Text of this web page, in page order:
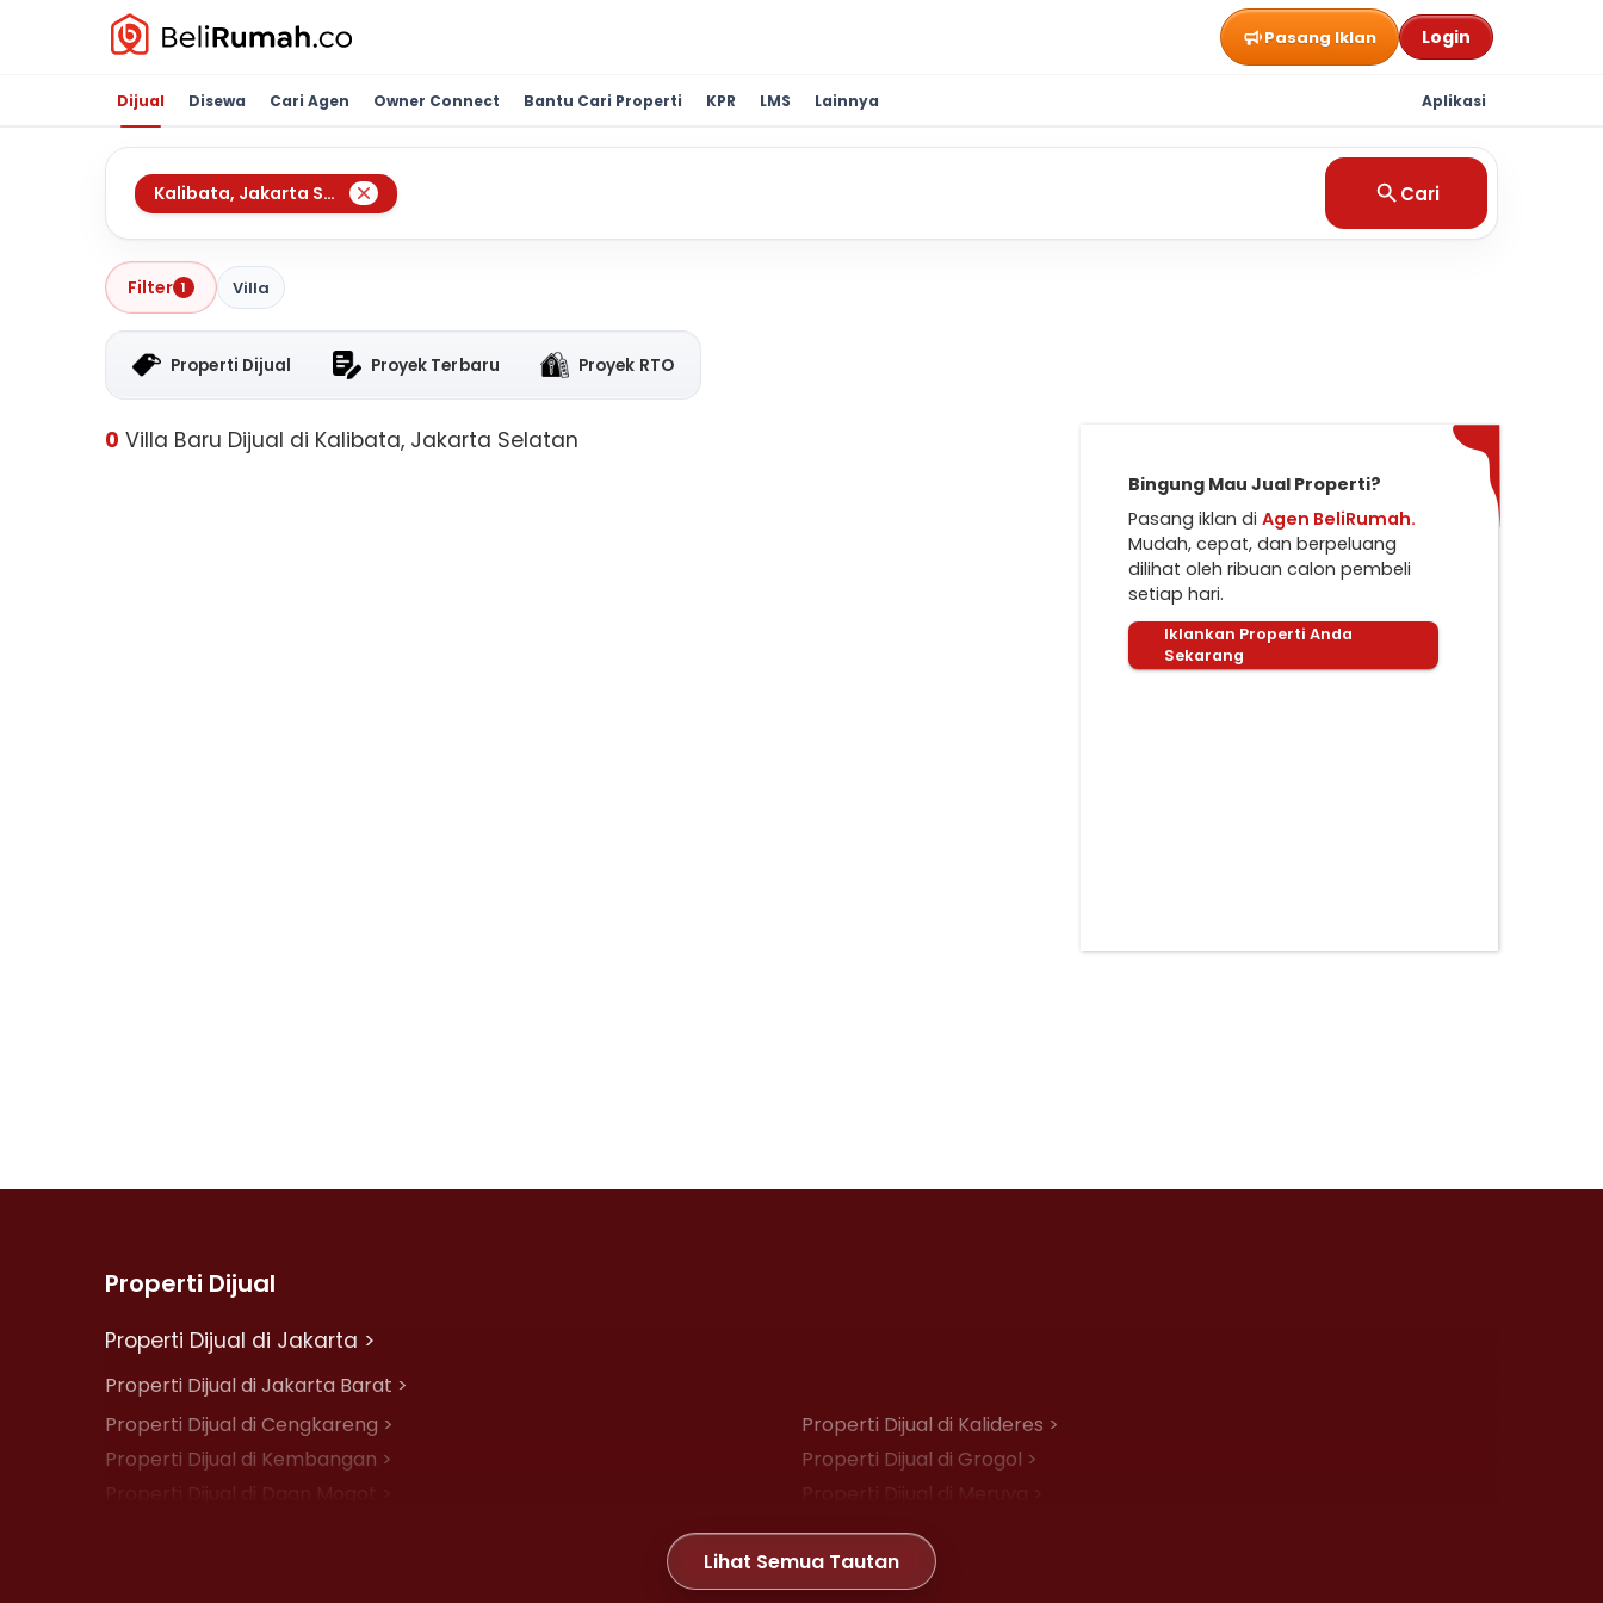
Pasang Iklan Login
Dijual Disewa Cari Agen Owner Connect Bantu Cari Properti KPR LMS Lainnya Aplikasi
Kalibata, Jakarta Selatan Cari
Filter 1 Villa
Properti Dijual Proyek Terbaru Proyek RTO
0 Villa Baru Dijual di Kalibata, Jakarta Selatan
Bingung Mau Jual Properti?
Pasang iklan di Agen BeliRumah.
Mudah, cepat, dan berpeluang
dilihat oleh ribuan calon pembeli
setiap hari.
Iklankan Properti Anda
Sekarang
Properti Dijual
Properti Dijual di Jakarta >
Properti Dijual di Jakarta Barat >
Properti Dijual di Cengkareng >
Properti Dijual di Kalideres >
Properti Dijual di Kembangan >
Properti Dijual di Grogol >
Properti Dijual di Daan Mogot >
Properti Dijual di Meruya >
Properti Dijual di Joglo >
Lihat Semua Tautan